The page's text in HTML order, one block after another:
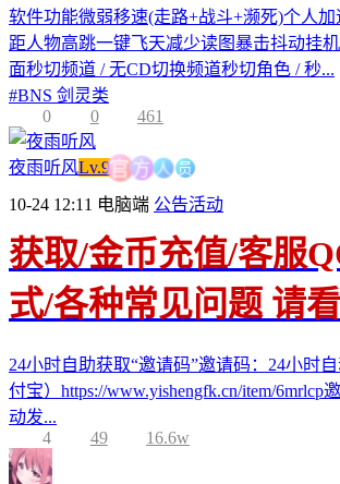
软件功能微弱移速(走路+战斗+濒死)个人
距人物高跳一键飞天减少读图暴击抖动挂
面秒切频道 / 无CD切换频道秒切角色 / 秒...
#BNS 剑灵类
0
0 461
夜雨听风Lv.9官方人员
10-24 12:11 电脑端 公告活动
获取/金币充值/客服
式/各种常见问题 请
24小时自助获取“邀请码”邀请码：24小时
付宝）https://www.yishengfk.cn/item/6mrlcp
动发...
4
49 16.6w